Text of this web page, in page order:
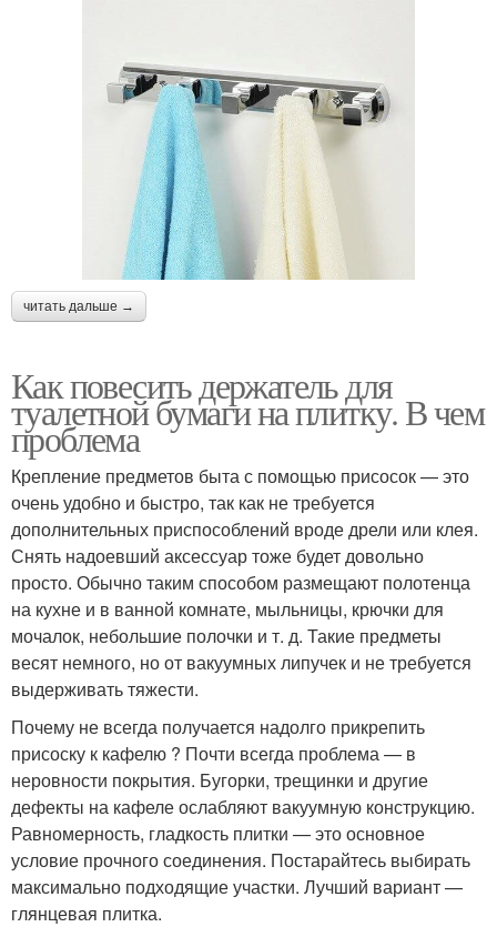
читать дальше →
Как повесить держатель для
туалетной бумаги на плитку. В чем
проблема
Крепление предметов быта с помощью присосок — это
очень удобно и быстро, так как не требуется
дополнительных приспособлений вроде дрели или клея.
Снять надоевший аксессуар тоже будет довольно
просто. Обычно таким способом размещают полотенца
на кухне и в ванной комнате, мыльницы, крючки для
мочалок, небольшие полочки и т. д. Такие предметы
весят немного, но от вакуумных липучек и не требуется
выдерживать тяжести.
Почему не всегда получается надолго прикрепить
присоску к кафелю ? Почти всегда проблема — в
неровности покрытия. Бугорки, трещинки и другие
дефекты на кафеле ослабляют вакуумную конструкцию.
Равномерность, гладкость плитки — это основное
условие прочного соединения. Постарайтесь выбирать
максимально подходящие участки. Лучший вариант —
глянцевая плитка.